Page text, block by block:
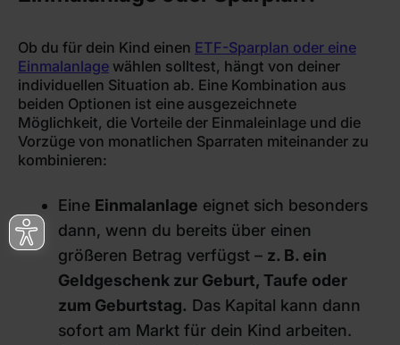
Ob du für dein Kind einen ETF-Sparplan oder eine
Einmalanlage wählen solltest, hängt von deiner
individuellen Situation ab. Eine Kombination aus
beiden Optionen ist eine ausgezeichnete
Möglichkeit, die Vorteile der Einmaleinlage und die
Vorzüge von monatlichen Sparraten miteinander zu
kombinieren:
Eine Einmalanlage eignet sich besonders
dann, wenn du bereits über einen
größeren Betrag verfügst – z. B. ein
Geldgeschenk zur Geburt, Taufe oder
zum Geburtstag. Das Kapital kann dann
sofort am Markt für dein Kind arbeiten.